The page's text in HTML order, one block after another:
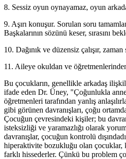
8. Sessiz oyun oynayamaz, oyun
9. Aşırı konuşur. Sorulan soru
Başkalarının sözünü keser, sırasını
10. Dağınık ve düzensiz çalışır, zaman
11. Aileye okuldan ve
Bu çocukların, genellikle arkadaş
ifade eden Dr. Üney, "Çoğunlukla anne
öğretmenleri tarafından yanlış
gibi görünen davranışları, çoğu
Çocuğun çevresindeki kişiler; bu
isteksizliği ve yaramazlığı olarak
davranışlar, çocuğun kontrolü
hiperaktivite bozukluğu olan çocuklar,
farklı hissederler. Çünkü bu problem